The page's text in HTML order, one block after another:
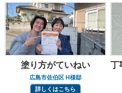
塗り方がていねい
広島市佐伯区 H様邸
詳しくはこちら